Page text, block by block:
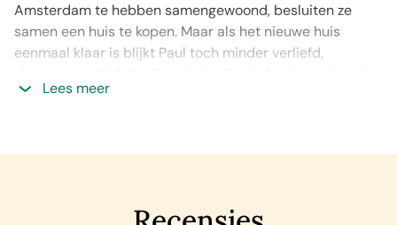
Amsterdam te hebben samengewoond, besluiten ze
samen een huis te kopen. Maar als het nieuwe huis
eenmaal klaar is blijkt Paul toch minder verliefd,
vertrouwen, maar niets blijkt minder waar.
Lees meer